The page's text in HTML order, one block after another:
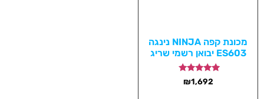
מכונת קפה NINJA נינגה
ES603 יבואן רשמי שריג
דורג
5.00
₪1,692